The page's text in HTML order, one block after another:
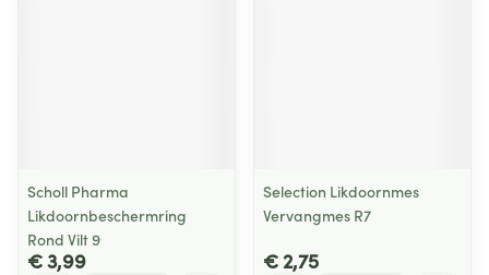
Scholl Pharma
Likdoornbeschermring
Rond Vilt 9
€ 3,99
Selection Likdoornmes
Vervangmes R7
€ 2,75